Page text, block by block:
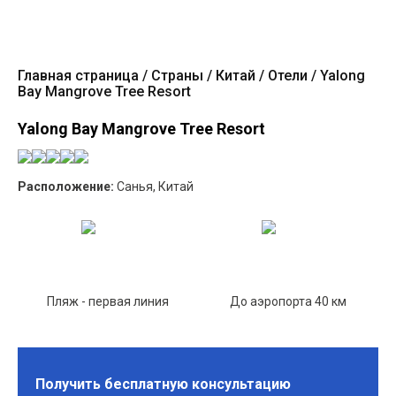
Главная страница Страны Китай Отели
Yalong
Bay Mangrove Tree Resort
Yalong Bay Mangrove Tree Resort
Расположение: Санья, Китай
Пляж - первая линия До аэропорта 40 км
Получить бесплатную консультацию